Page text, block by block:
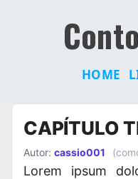
HOME
Pular
para
conteúdo
CAPÍTULO
Autor: cassio001
Lorem ipsum